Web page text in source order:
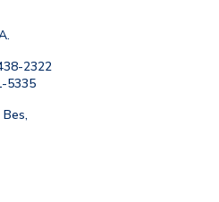
2322
5335